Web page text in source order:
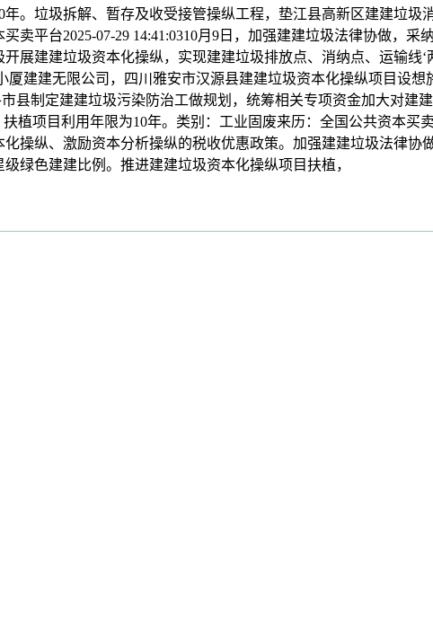
。垃圾拆解、暂存及收受接管操纵工程，垫江县高新区建建垃圾
平台2025-07-29 14:41:0310月9日，加强建建垃圾法律协做，采
展建建垃圾资本化操纵，实现建建垃圾排放点、消纳点、运输线‘
建建无限公司，四川雅安市汉源县建建垃圾资本化操纵项目设想
县制定建建垃圾污染防治工做规划，统筹相关专项资金加大对建
项目利用年限为10年。类别：工业固废来历：全国公共资本买卖
操纵、激励资本分析操纵的税收优惠政策。加强建建垃圾法律协
绿色建建比例。推进建建垃圾资本化操纵项目扶植，